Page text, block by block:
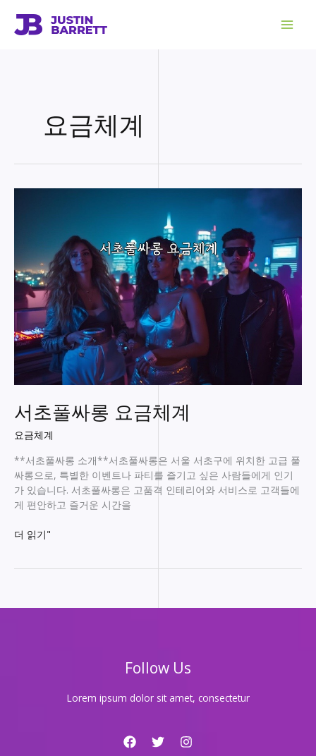
요금체계
서초풀싸롱 요금체계
요금체계
**서초풀싸롱 소개**서초풀싸롱은 서울 서초구에 위치한 고급 풀
싸롱으로, 특별한 이벤트나 파티를 즐기고 싶은 사람들에게 인기
가 있습니다. 서초풀싸롱은 고품격 인테리어와 서비스로 고객들에
게 편안하고 즐거운 시간을
서
요
더 읽기"
Follow Us
Lorem ipsum dolor sit amet, consectetur